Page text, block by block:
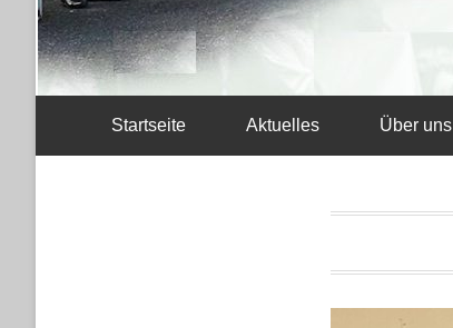
Startseite Aktuelles Über uns